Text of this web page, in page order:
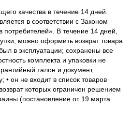
качества в течение 14 дней.
в соответствии с Законом
В течение 14 дней,
можно оформить возврат товара
в эксплуатации; сохранены все
комплекта и упаковки не
талон и документ,
он не входит в список товаров
которых ограничен решением
(постановление от 19 марта